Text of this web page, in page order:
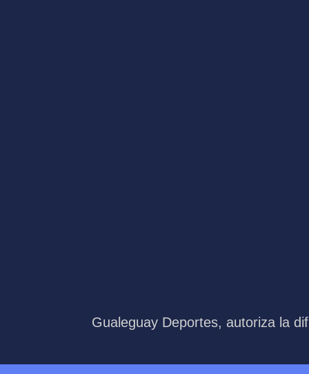
Gualeguay Deportes, autoriza la